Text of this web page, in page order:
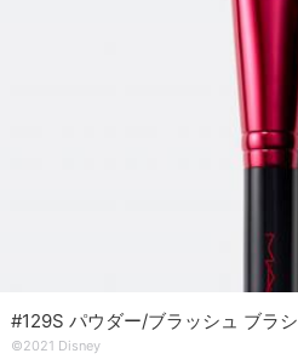
#129S パウダー/ブラッシュ ブラシ
©2021 Disney